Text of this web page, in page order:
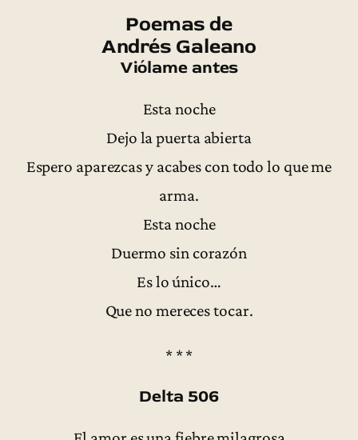
Poemas de
Andrés Galeano
Viólame antes
Esta noche
Dejo la puerta abierta
Espero aparezcas y acabes con todo lo que me
arma.
Esta noche
Duermo sin corazón
Es lo único…
Que no mereces tocar.
* * *
Delta 506